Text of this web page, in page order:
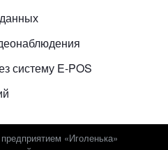
систему E-POS
«Иголенька»